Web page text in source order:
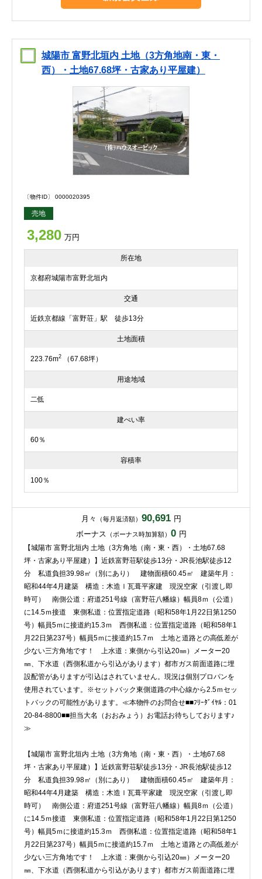
城陽市 富野北垣内 土地（3方角地南・東・
西）・土地67.68坪・古家あり平屋建）
〔物件ID〕 0000020395
売地
3,280 万円
所在地
京都府城陽市富野北垣内
交通
近鉄京都線「富野荘」駅 徒歩13分
土地面積
223.76m2 （67.68坪）
用途地域
二低
建ぺい率
60％
容積率
100％
月々 （毎月返済額） 90,691 円
ボーナス （ボーナス時加算額） 0 円
【城陽市 富野北垣内 土地（3方角地（南・東・西）・土地67.68
坪・古家あり平屋建）】近鉄富野荘駅徒歩13分・JR長池駅徒歩12
分 私道負担39.98㎡（別にあり） 建物面積60.45㎡ 建築年月：
昭和44年4月建築 構造：木造ｌ瓦葺平家建 現況空家（引渡し即
時可） 南側公道：府道251号線（富野荘八幡線）幅員8ｍ（公道）
に14.5ｍ接道 東側私道：位置指定道路（昭和58年1月22日第1250
号）幅員5ｍに接道約15.3ｍ 西側私道：位置指定道路（昭和58年1
月22日第237号）幅員5ｍに接道約15.7ｍ 土地と道路との高低差が
少ない三方角地です！ 上水道：東側から引込20㎜）メーター20
㎜、下水道（西側私道から引込があります）都市ガス前面道路に埋
設配管がありますが引込はされていません。現況は個別プロパンを
使用されています。※セットバック東側道路の中心線から2.5ｍセッ
トバックの可能性があります。≪本物件のお問合せ■■ﾌﾘｰﾀﾞｲﾔﾙ：01
20-84-8800■■担当大名（おおみょう）お電話お待ちしております♪
≫
【城陽市 富野北垣内 土地（3方角地（南・東・西）・土地67.68
坪・古家あり平屋建）】近鉄富野荘駅徒歩13分・JR長池駅徒歩12
分 私道負担39.98㎡（別にあり） 建物面積60.45㎡ 建築年月：
昭和44年4月建築 構造：木造ｌ瓦葺平家建 現況空家（引渡し即
時可） 南側公道：府道251号線（富野荘八幡線）幅員8ｍ（公道）
に14.5ｍ接道 東側私道：位置指定道路（昭和58年1月22日第1250
号）幅員5ｍに接道約15.3ｍ 西側私道：位置指定道路（昭和58年1
月22日第237号）幅員5ｍに接道約15.7ｍ 土地と道路との高低差が
少ない三方角地です！ 上水道：東側から引込20㎜）メーター20
㎜、下水道（西側私道から引込があります）都市ガス前面道路に埋